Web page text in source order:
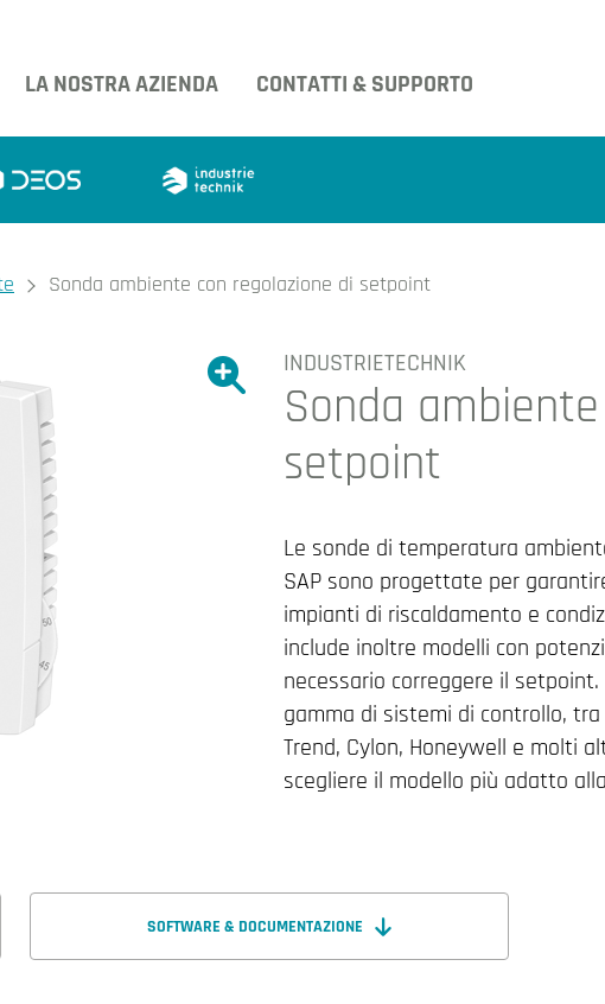
LA NOSTRA AZIENDA CONTATTI & SUPPORTO
Sonda ambiente con regolazione di setpoint
Ingrandire l'immagine.
Ingrandire l'immagine.
INDUSTRIETECHNIK
Sonda
setpoint
Le sonde di temperatura
SAP sono progettate per
impianti di riscaldamento e
include inoltre modelli con
necessario correggere il
gamma di sistemi di controllo,
Trend, Cylon, Honeywell e molti
scegliere il modello più adatto
SOFTWARE & DOCUMENTAZIONE